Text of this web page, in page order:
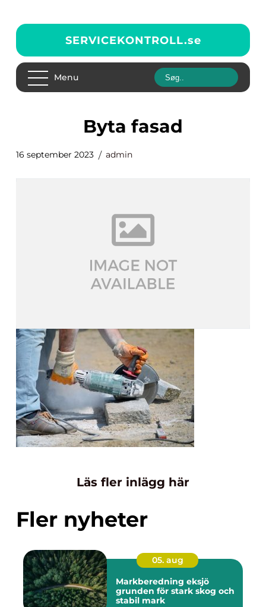
SERVICEKONTROLL.se
Menu
byta fasad
16 september 2023 admin
Läs fler inlägg här
Fler nyheter
05. aug
Markberedning eksjö
grunden för stark skog och
stabil mark